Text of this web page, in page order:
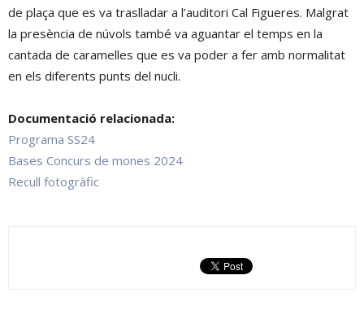
de plaça que es va traslladar a l’auditori Cal Figueres. Malgrat
la presència de núvols també va aguantar el temps en la
cantada de caramelles que es va poder a fer amb normalitat
en els diferents punts del nucli.
Documentació relacionada:
Programa SS24
Bases Concurs de mones 2024
Recull fotogràfic